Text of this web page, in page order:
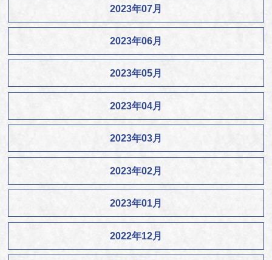
2023年07月
2023年06月
2023年05月
2023年04月
2023年03月
2023年02月
2023年01月
2022年12月